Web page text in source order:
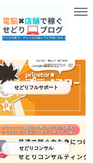
せどりフルサポート
せどりコンサル